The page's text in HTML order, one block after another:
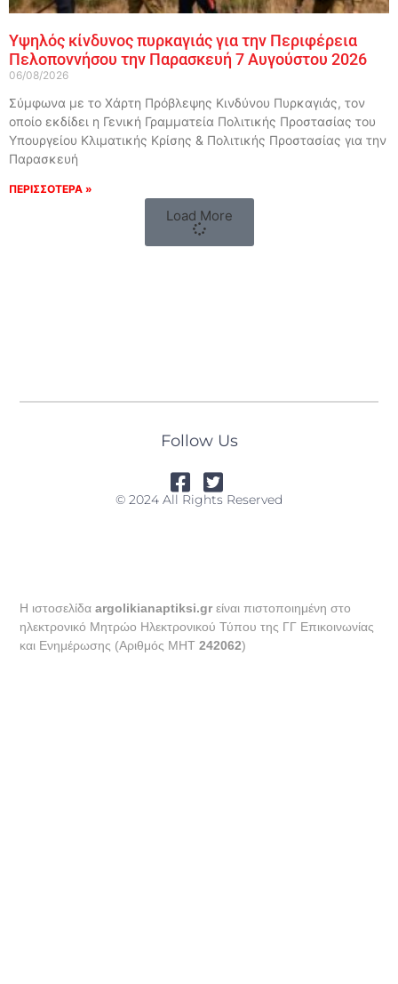
Υψηλός κίνδυνος πυρκαγιάς για την Περιφέρεια
Πελοποννήσου την Παρασκευή 7 Αυγούστου 2026
06/08/2026
Σύμφωνα με το Χάρτη Πρόβλεψης Κινδύνου Πυρκαγιάς, τον
οποίο εκδίδει η Γενική Γραμματεία Πολιτικής Προστασίας του
Υπουργείου Κλιματικής Κρίσης & Πολιτικής Προστασίας για την
Παρασκευή
ΠΕΡΙΣΣΟΤΕΡΑ »
Load More
Follow Us
© 2024 All Rights Reserved
Η ιστοσελίδαargolikianaptiksi.gr είναι πιστοποιημένη στο
ηλεκτρονικό Μητρώο Ηλεκτρονικού Τύπου της ΓΓ Επικοινωνίας
και Ενημέρωσης (Αριθμός ΜΗΤ242062)